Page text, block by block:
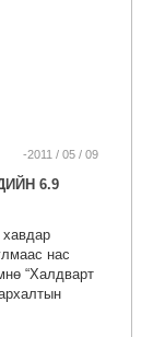
-2011 / 05 / 09
6.9
нас
“Халдварт